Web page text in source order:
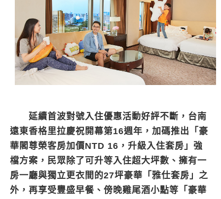
延續首波對號入住優惠活動好評不斷，台南
遠東香格里拉慶祝開幕第16週年，加碼推出「豪
華閣尊榮客房加價NTD 16，升級入住套房」強
檔方案，民眾除了可升等入住超大坪數、擁有一
房一廳與獨立更衣間的27坪豪華「雅仕套房」之
外，再享受豐盛早餐、傍晚雞尾酒小點等「豪華